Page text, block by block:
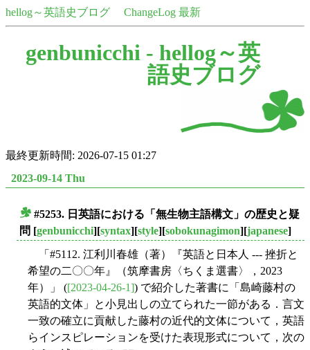
hellog～英語史ブログ ChangeLog 最新
genbunicchi - hellog～英
語史ブログ
最終更新時間: 2026-07-15 01:27
2023-09-14 Thu
#5253. 日英語における「無生物主語構文」の歴史と疑
問 [genbunicchi][syntax][style][sobokunagimon][japanese]
「#5112. 江利川春雄（著）『英語と日本人 --- 挫折と
希望の二〇〇年』（筑摩書房〈ちくま選書〉，2023
年）」 ([2023-04-26-1]) で紹介した著書に「島崎藤村の
英語的文体」と小見出しの立てられた一節がある．言文
一致の確立に貢献した藤村の近代的文体について，英語
らインスピレーションを受けた表現形式について，次の